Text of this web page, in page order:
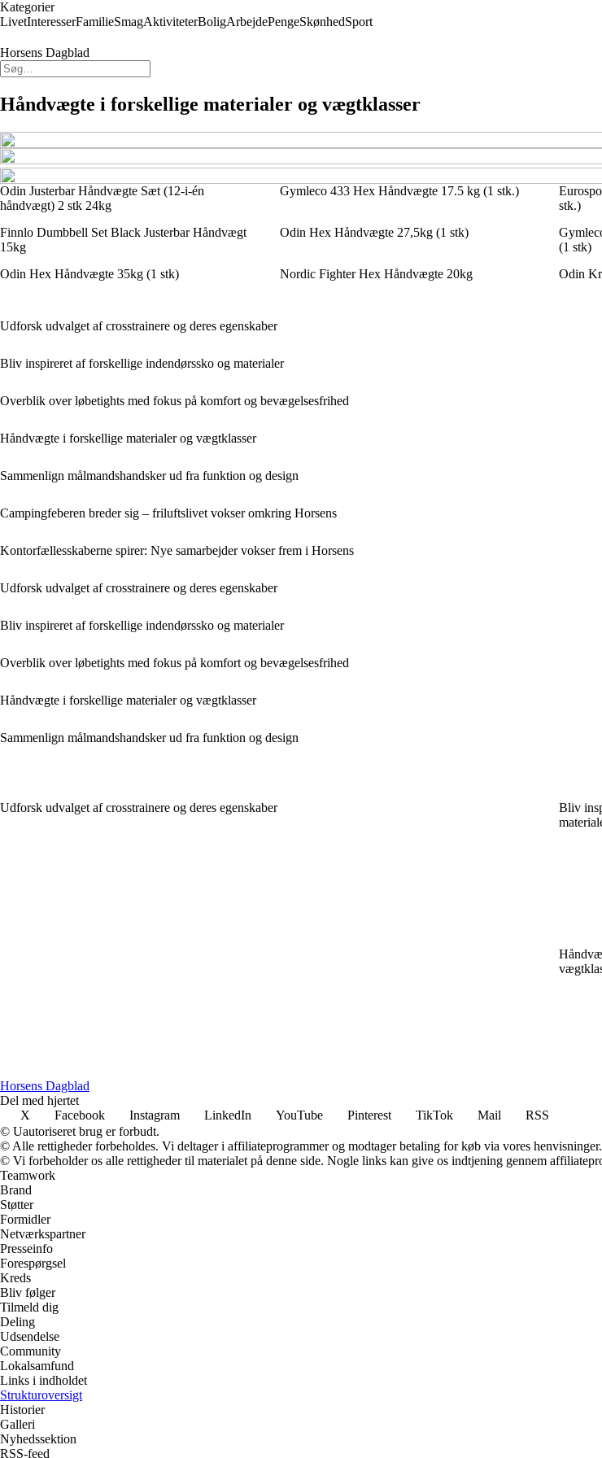
Kategorier
LivetInteresserFamilieSmagAktiviteterBoligArbejdePengeSkønhedSport
Horsens Dagblad
Håndvægte i forskellige materialer og vægtklasser
Odin Justerbar Håndvægte Sæt (12-i-én
håndvægt) 2 stk 24kg
Gymleco 433 Hex Håndvægte 17.5 kg (1 stk.)
stk.)
Finnlo Dumbbell Set Black Justerbar Håndvægt
15kg
Odin Hex Håndvægte 27,5kg (1 stk)
(1 stk)
Odin Hex Håndvægte 35kg (1 stk) Nordic Fighter Hex Håndvægte 20kg Odin
Udforsk udvalget af crosstrainere og deres egenskaber
Bliv inspireret af forskellige indendørssko og materialer
Overblik over løbetights med fokus på komfort og bevægelsesfrihed
Håndvægte i forskellige materialer og vægtklasser
Sammenlign målmandshandsker ud fra funktion og design
Campingfeberen breder sig – friluftslivet vokser omkring Horsens
Kontorfællesskaberne spirer: Nye samarbejder vokser frem i Horsens
Udforsk udvalget af crosstrainere og deres egenskaber
Bliv inspireret af forskellige indendørssko og materialer
Overblik over løbetights med fokus på komfort og bevægelsesfrihed
Håndvægte i forskellige materialer og vægtklasser
Sammenlign målmandshandsker ud fra funktion og design
Udforsk udvalget af crosstrainere og deres egenskaber
Bliv
Horsens Dagblad
Del med hjertet
X
Facebook Instagram LinkedIn YouTube Pinterest TikTok Mail
RSS
© Uautoriseret brug er forbudt.
© Alle rettigheder forbeholdes. Vi deltager i affiliateprogrammer og modtager betaling for køb via vores henvisninger.
© Vi forbeholder os alle rettigheder til materialet på denne side. Nogle links kan give os indtjening gennem
Teamwork
Brand
Støtter
Formidler
Netværkspartner
Presseinfo
Forespørgsel
Kreds
Bliv følger
Tilmeld dig
Deling
Udsendelse
Community
Lokalsamfund
Links i indholdet
Strukturoversigt
Historier
Galleri
Nyhedssektion
RSS-feed